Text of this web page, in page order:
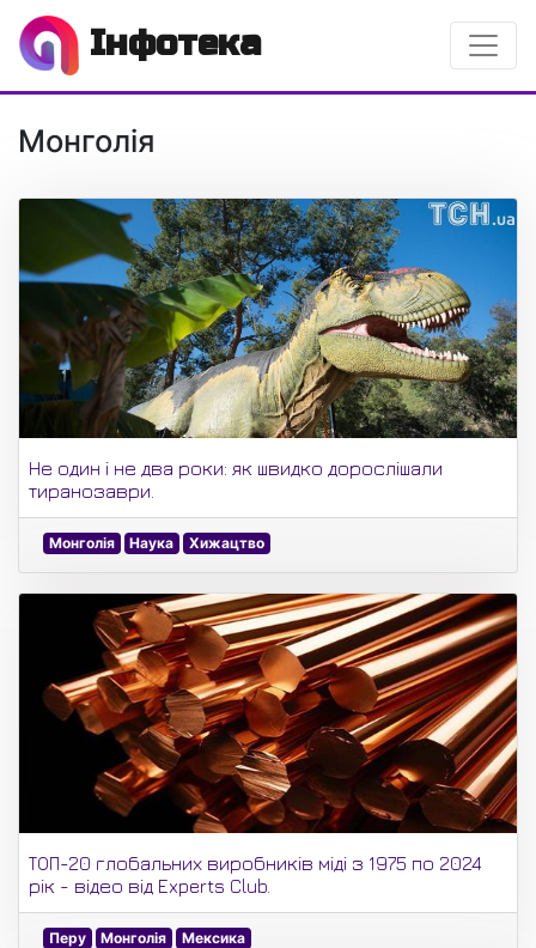
Інфотека
Монголія
Не один і не два роки: як швидко дорослішали
тиранозаври.
Монголія Наука Хижацтво
ТОП-20 глобальних виробників міді з 1975 по 2024
рік - відео від Experts Club.
Перу Монголія Мексика